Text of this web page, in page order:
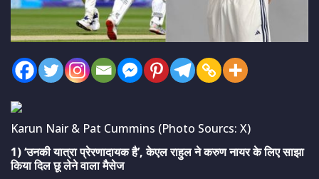
Karun Nair & Pat Cummins (Photo Sourcs: X)
1) ‘उनकी यात्रा प्रेरणादायक है’, केएल राहुल ने करुण नायर के लिए साझा
किया दिल छू लेने वाला मैसेज